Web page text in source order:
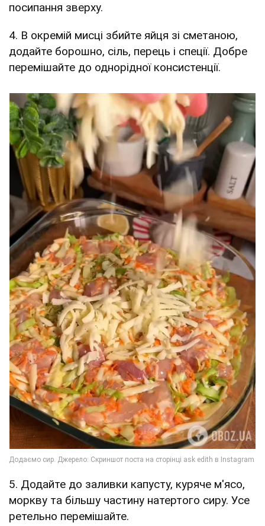
посипання зверху.
4. В окремій мисці збийте яйця зі сметаною,
додайте борошно, сіль, перець і спеції. Добре
перемішайте до однорідної консистенції.
5. Додайте до заливки капусту, куряче м'ясо,
моркву та більшу частину натертого сиру. Усе
ретельно перемішайте.